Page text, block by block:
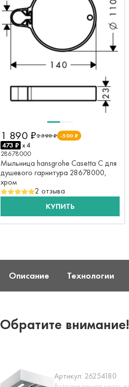
2 390 ₽ -500 ₽
1 890 ₽
473 ₽ x 4
28678000
Мыльница hansgrohe Casetta C для
душевого гарнитура 28678000,
хром
2 отзыва
КУПИТЬ
Описание Технологии
Обратите
Артикул: 26254180